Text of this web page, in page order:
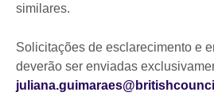
similares.
Solicitações de esclarecimento e
deverão ser enviadas